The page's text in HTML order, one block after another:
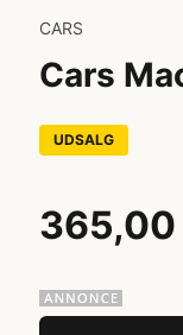
CARS
Cars
UDSALG